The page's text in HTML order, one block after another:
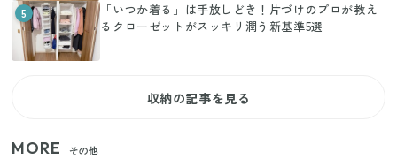
5
「いつか着る」は手放しどき！片づけのプロが教え
るクローゼットがスッキリ潤う新基準5選
収納の記事を見る
MORE その他